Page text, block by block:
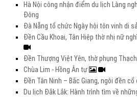
Hà Nội công nhận điểm du lịch Làng
Đông
Đà Nẵng tổ chức Ngày hội tôn vinh di
Đền Cầu Khoai, Tân Hiệp thờ nhị nữ
Đền Thượng Việt Yên, thờ phụng
Chùa Lim - Hồng Ân tự
Đền Tân Ninh – Bắc Giang, ngôi đền
Du lịch Đắk Lắk: Hành trình tìm về